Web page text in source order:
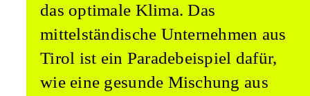
das optimale Klima. Das
mittelständische Unternehmen aus
Tirol ist ein Paradebeispiel dafür,
wie eine gesunde Mischung aus